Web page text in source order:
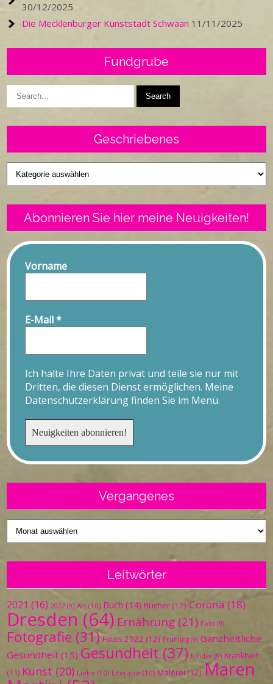
30/12/2025
Die Mecklenburger Kunststadt Schwaan 11/11/2025
Fundgrube
Geschriebenes
Geschriebenes
Abonnieren Sie hier meine Neuigkeiten!
Vorname
E-Mail*
Ich halte Ihre Daten privat und teile sie nur mit
Dritten, die diesen Dienst ermöglichen. Meine
Datenschutzerklärung finden Sie im Menü.
Vergangenes
Vergangenes
Leitwörter
2021 (16) 2022 (9) Art (10) Buch (14) Bücher (12) Corona (18)
Dresden (64) Ernährung (21) Foto (9)
Fotografie (31) Fotos 2022 (12) Frühling (9) Ganzheitliche
Gesundheit (15) Gesundheit (37) Kinder (9) Krankheit
(11) Kunst (20) Liebe (10) Literatur (10) Malerei (12) Maren